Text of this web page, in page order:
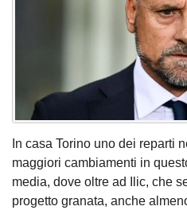
In casa Torino uno dei reparti
maggiori cambiamenti in
media, dove oltre ad Ilic, che
progetto granata, anche